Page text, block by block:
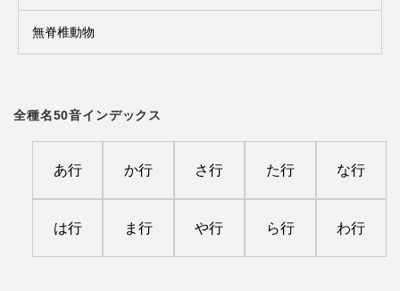
無脊椎動物
全種名50音インデックス
あ行 か行 さ行 た行 な行
は行 ま行 や行 ら行 わ行